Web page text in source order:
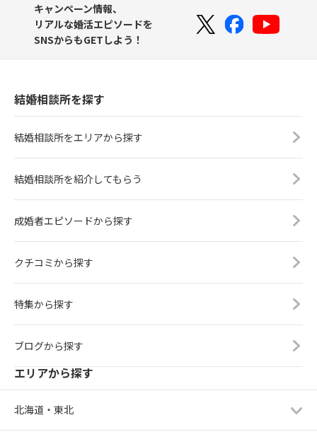
キャンペーン情報、
リアルな婚活エピソードを
SNSからもGETしよう！
結婚相談所を探す
結婚相談所をエリアから探す
結婚相談所を紹介してもらう
成婚者エピソードから探す
クチコミから探す
特集から探す
ブログから探す
エリアから探す
北海道・東北